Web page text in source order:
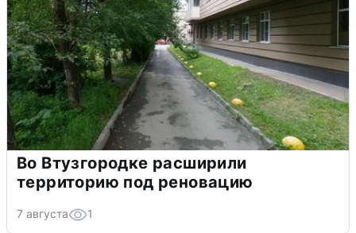
Во Втузгородке расширили
территорию под реновацию
7 августа 1